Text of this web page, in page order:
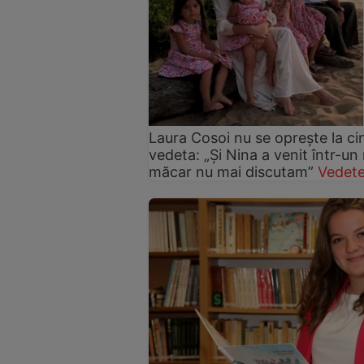
Laura Cosoi nu se oprește la
vedeta: „Și Nina a venit într-
măcar nu mai discutam”